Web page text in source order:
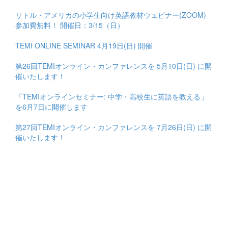
リトル・アメリカの小学生向け英語教材ウェビナー(ZOOM)
参加費無料！ 開催日：3/15（日）
TEMI ONLINE SEMINAR 4月19日(日) 開催
第26回TEMIオンライン・カンファレンスを 5月10日(日) に開
催いたします！
「TEMIオンラインセミナー: 中学・高校生に英語を教える」
を6月7日に開催します
第27回TEMIオンライン・カンファレンスを 7月26日(日) に開
催いたします！